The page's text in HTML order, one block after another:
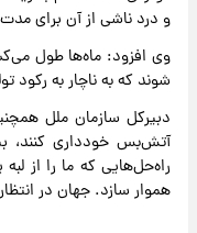
و درد ناشی از آن برای
وی افزود: ماه‌ها طول
شوند که به ناچار به رکود
دبیرکل سازمان ملل
آتش‌بس خودداری کنند،
راه‌حل‌هایی که ما را از
هموار سازد. جهان در